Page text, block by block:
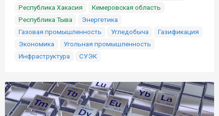
Республика Хакасия
Кемеровская область
Республика Тыва
Энергетика
Газовая промышленность
Угледобыча
Газификация
Экономика
Угольная промышленность
Инфраструктура
СУЭК